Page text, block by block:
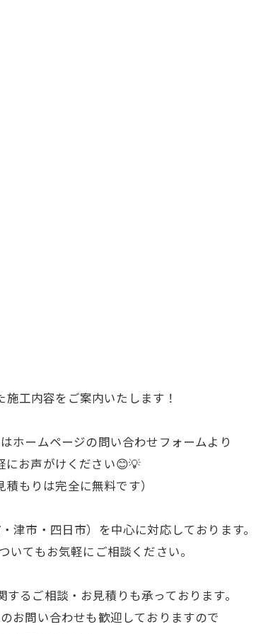
施工内容をご案内いたします！
ホームページの問い合わせフォームより
にお声がけください😊💡
積もりは完全に無料です）
津市・四日市）を中心に対応しております。
いてもお気軽にご相談ください。
るご相談・お見積りも承っております。
お問い合わせも歓迎しておりますので